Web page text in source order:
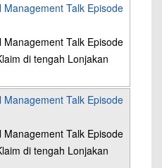
Management Talk Episode
Management Talk Episode
di tengah Lonjakan
Management Talk Episode
Management Talk Episode
di tengah Lonjakan